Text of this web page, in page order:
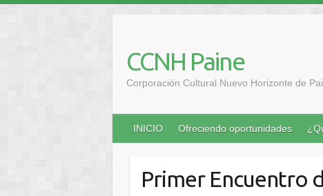
contenido
CCNH Paine
Corporación Cultural Nuevo Horizonte de
INICIO Ofreciendo oportunidades
Primer Encuentro